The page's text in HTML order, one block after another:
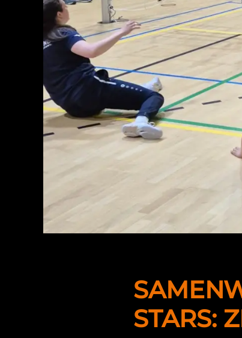
STARS: